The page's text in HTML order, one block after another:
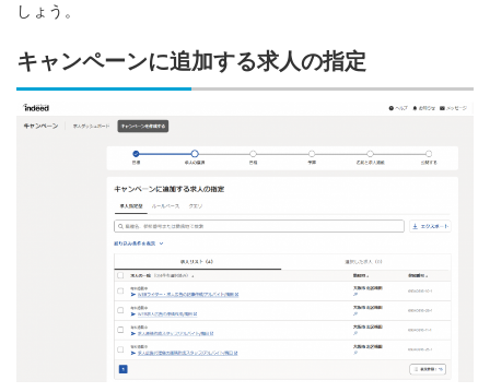
しょう。
キャンペーンに追加する求人の指定